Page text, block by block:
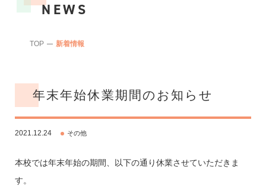
NEWS
TOP 新着情報
年末年始休業期間のお知らせ
2021.12.24 その他
本校では年末年始の期間、以下の通り休業させていただきま
す。